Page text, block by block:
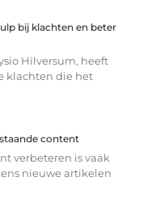
bij klachten en beter
Hilversum, heeft
klachten die het
content
verbeteren is vaak
nieuwe artikelen